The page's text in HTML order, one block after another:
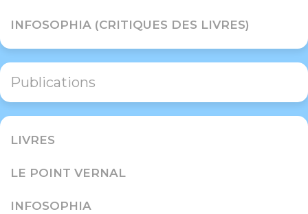
INFOSOPHIA (CRITIQUES DES LIVRES)
Publications
LIVRES
LE POINT VERNAL
INFOSOPHIA